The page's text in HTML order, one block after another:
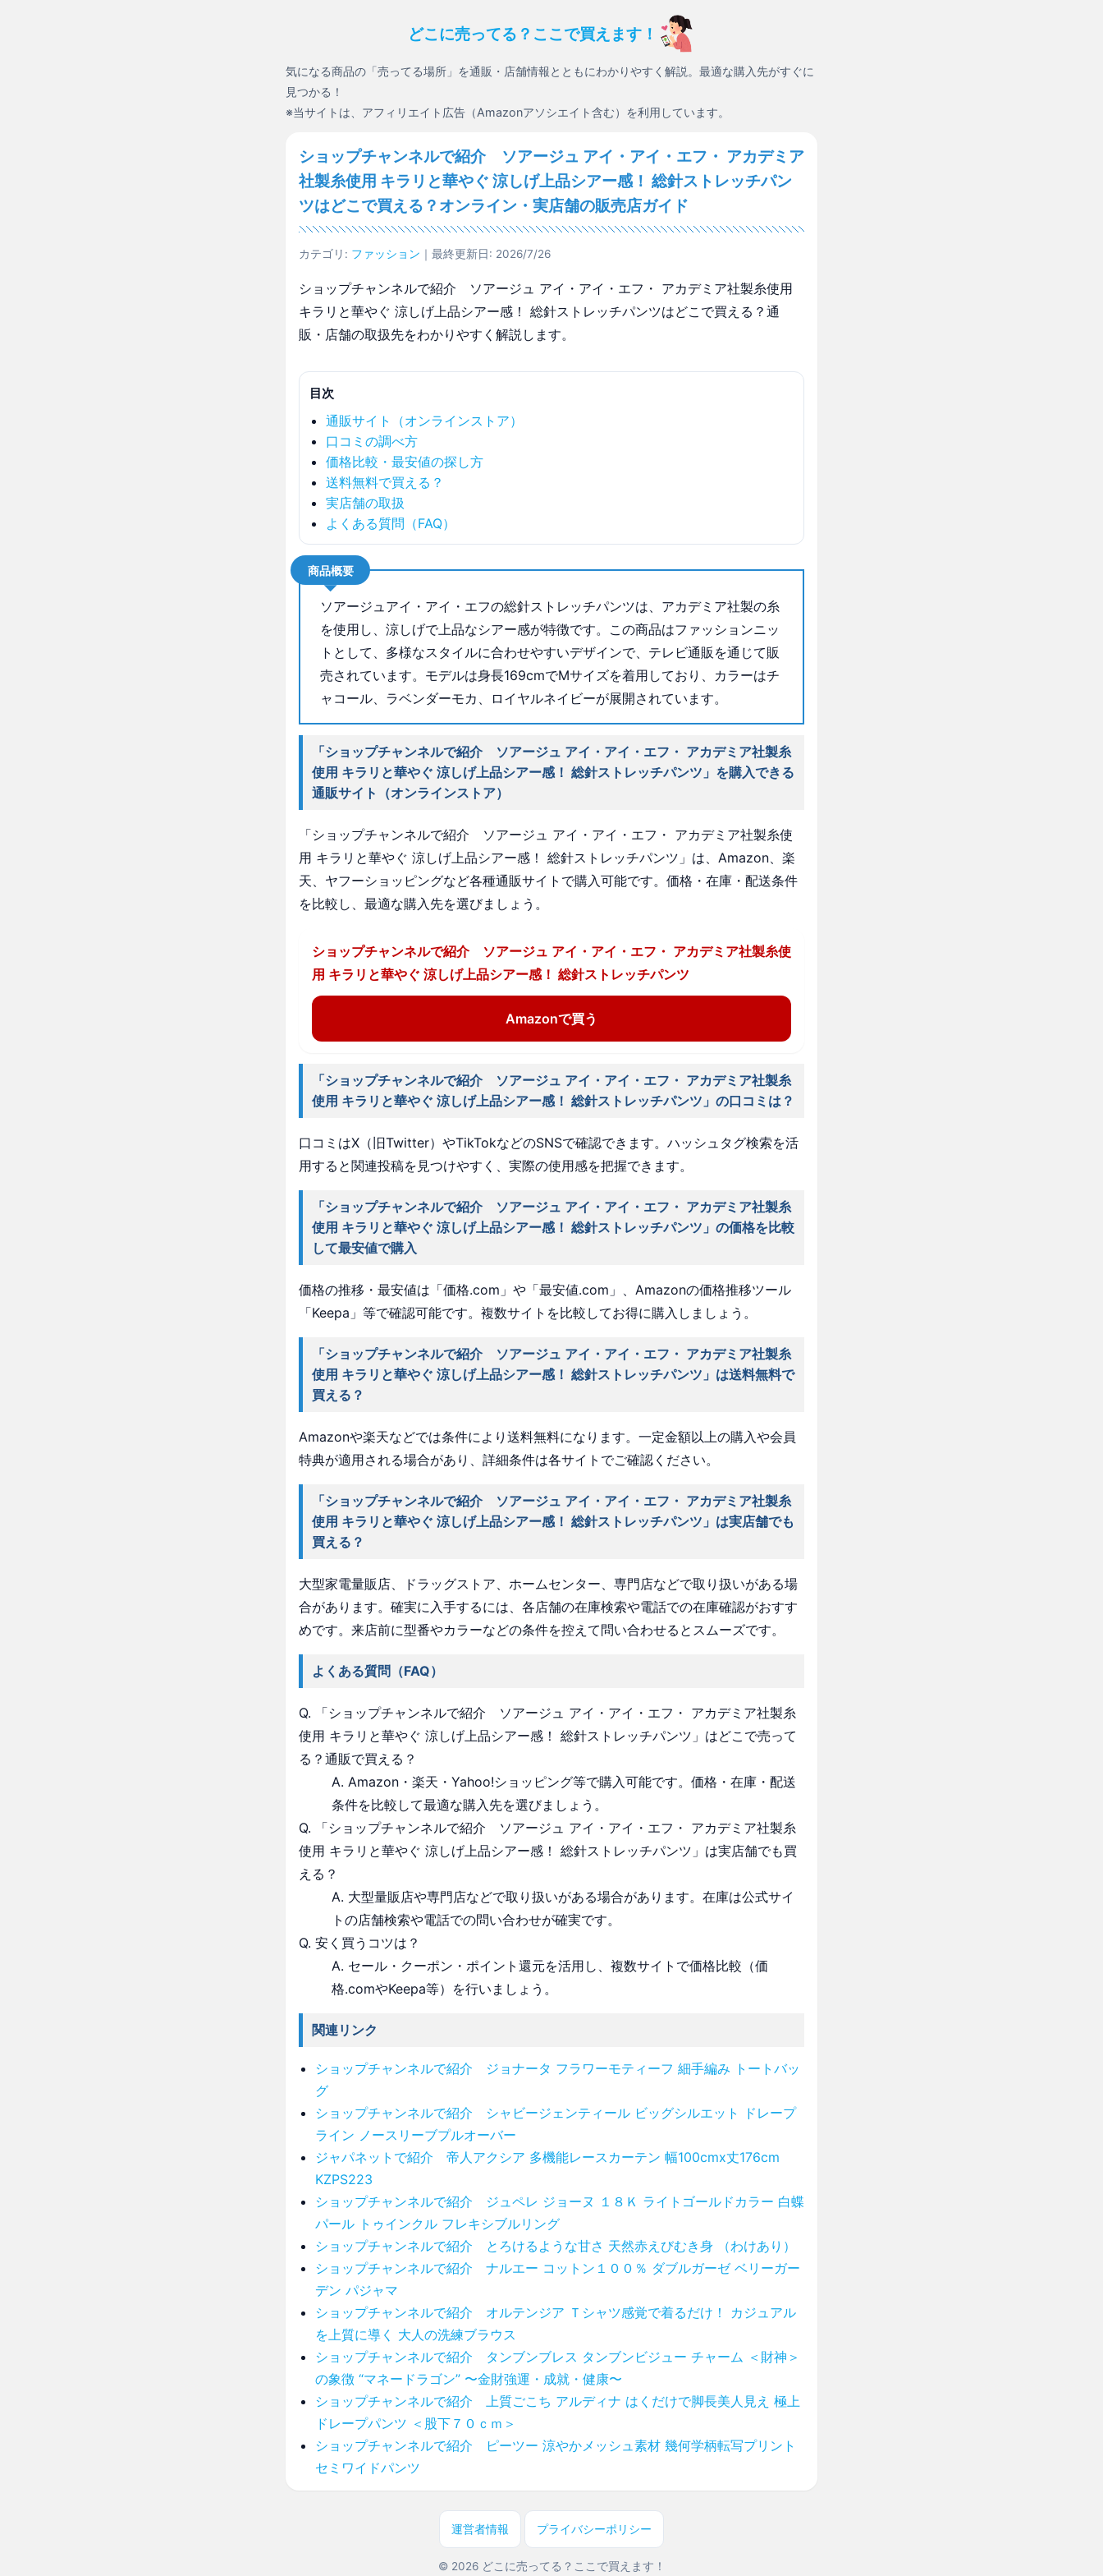
どこに売ってる？ここで買えます！
気になる商品の「売ってる場所」を通販・店舗情報とともにわかりやすく解説。最適な購入先がすぐに
見つかる！
※当サイトは、アフィリエイト広告（Amazonアソシエイト含む）を利用しています。
ショップチャンネルで紹介 ソアージュ アイ・アイ・エフ・ アカデミア
社製糸使用 キラリと華やぐ 涼しげ上品シアー感！ 総針ストレッチパン
ツはどこで買える？オンライン・実店舗の販売店ガイド
カテゴリ: ファッション ｜最終更新日: 2026/7/26
ショップチャンネルで紹介 ソアージュ アイ・アイ・エフ・ アカデミア社製糸使用
キラリと華やぐ 涼しげ上品シアー感！ 総針ストレッチパンツはどこで買える？通
販・店舗の取扱先をわかりやすく解説します。
目次
通販サイト（オンラインストア）
口コミの調べ方
価格比較・最安値の探し方
送料無料で買える？
実店舗の取扱
よくある質問（FAQ）
商品概要
ソアージュアイ・アイ・エフの総針ストレッチパンツは、アカデミア社製の糸
を使用し、涼しげで上品なシアー感が特徴です。この商品はファッションニッ
トとして、多様なスタイルに合わせやすいデザインで、テレビ通販を通じて販
売されています。モデルは身長169cmでMサイズを着用しており、カラーはチ
ャコール、ラベンダーモカ、ロイヤルネイビーが展開されています。
「ショップチャンネルで紹介 ソアージュ アイ・アイ・エフ・ アカデミア社製糸
使用 キラリと華やぐ 涼しげ上品シアー感！ 総針ストレッチパンツ」を購入できる
通販サイト（オンラインストア）
「ショップチャンネルで紹介 ソアージュ アイ・アイ・エフ・ アカデミア社製糸使
用 キラリと華やぐ 涼しげ上品シアー感！ 総針ストレッチパンツ」は、Amazon、楽
天、ヤフーショッピングなど各種通販サイトで購入可能です。価格・在庫・配送条件
を比較し、最適な購入先を選びましょう。
ショップチャンネルで紹介 ソアージュ アイ・アイ・エフ・ アカデミア社製糸使
用 キラリと華やぐ 涼しげ上品シアー感！ 総針ストレッチパンツ
Amazonで買う
「ショップチャンネルで紹介 ソアージュ アイ・アイ・エフ・ アカデミア社製糸
使用 キラリと華やぐ 涼しげ上品シアー感！ 総針ストレッチパンツ」の口コミは？
口コミはX（旧Twitter）やTikTokなどのSNSで確認できます。ハッシュタグ検索を活
用すると関連投稿を見つけやすく、実際の使用感を把握できます。
「ショップチャンネルで紹介 ソアージュ アイ・アイ・エフ・ アカデミア社製糸
使用 キラリと華やぐ 涼しげ上品シアー感！ 総針ストレッチパンツ」の価格を比較
して最安値で購入
価格の推移・最安値は「価格.com」や「最安値.com」、Amazonの価格推移ツール
「Keepa」等で確認可能です。複数サイトを比較してお得に購入しましょう。
「ショップチャンネルで紹介 ソアージュ アイ・アイ・エフ・ アカデミア社製糸
使用 キラリと華やぐ 涼しげ上品シアー感！ 総針ストレッチパンツ」は送料無料で
買える？
Amazonや楽天などでは条件により送料無料になります。一定金額以上の購入や会員
特典が適用される場合があり、詳細条件は各サイトでご確認ください。
「ショップチャンネルで紹介 ソアージュ アイ・アイ・エフ・ アカデミア社製糸
使用 キラリと華やぐ 涼しげ上品シアー感！ 総針ストレッチパンツ」は実店舗でも
買える？
大型家電量販店、ドラッグストア、ホームセンター、専門店などで取り扱いがある場
合があります。確実に入手するには、各店舗の在庫検索や電話での在庫確認がおすす
めです。来店前に型番やカラーなどの条件を控えて問い合わせるとスムーズです。
よくある質問（FAQ）
Q. 「ショップチャンネルで紹介 ソアージュ アイ・アイ・エフ・ アカデミア社製糸
使用 キラリと華やぐ 涼しげ上品シアー感！ 総針ストレッチパンツ」はどこで売って
る？通販で買える？
A. Amazon・楽天・Yahoo!ショッピング等で購入可能です。価格・在庫・配送
条件を比較して最適な購入先を選びましょう。
Q. 「ショップチャンネルで紹介 ソアージュ アイ・アイ・エフ・ アカデミア社製糸
使用 キラリと華やぐ 涼しげ上品シアー感！ 総針ストレッチパンツ」は実店舗でも買
える？
A. 大型量販店や専門店などで取り扱いがある場合があります。在庫は公式サイ
トの店舗検索や電話での問い合わせが確実です。
Q. 安く買うコツは？
A. セール・クーポン・ポイント還元を活用し、複数サイトで価格比較（価
格.comやKeepa等）を行いましょう。
関連リンク
ショップチャンネルで紹介 ジョナータ フラワーモティーフ 細手編み トートバッ
グ
ショップチャンネルで紹介 シャビージェンティール ビッグシルエット ドレープ
ライン ノースリーブプルオーバー
ジャパネットで紹介 帝人アクシア 多機能レースカーテン 幅100cmx丈176cm
KZPS223
ショップチャンネルで紹介 ジュペレ ジョーヌ １８Ｋ ライトゴールドカラー 白蝶
パール トゥインクル フレキシブルリング
ショップチャンネルで紹介 とろけるような甘さ 天然赤えびむき身 （わけあり）
ショップチャンネルで紹介 ナルエー コットン１００％ ダブルガーゼ ベリーガー
デン パジャマ
ショップチャンネルで紹介 オルテンジア Ｔシャツ感覚で着るだけ！ カジュアル
を上質に導く 大人の洗練ブラウス
ショップチャンネルで紹介 タンブンブレス タンブンビジュー チャーム ＜財神＞
の象徴 “マネードラゴン” 〜金財強運・成就・健康〜
ショップチャンネルで紹介 上質ごこち アルディナ はくだけで脚長美人見え 極上
ドレープパンツ ＜股下７０ｃｍ＞
ショップチャンネルで紹介 ピーツー 涼やかメッシュ素材 幾何学柄転写プリント
セミワイドパンツ
運営者情報 プライバシーポリシー
© 2026 どこに売ってる？ここで買えます！